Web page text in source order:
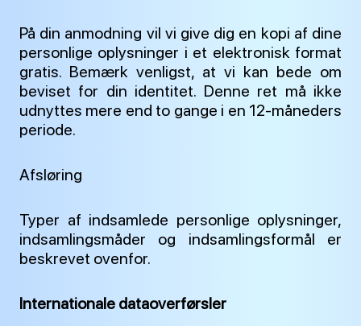
På din anmodning vil vi give dig en kopi af dine
personlige oplysninger i et elektronisk format
gratis. Bemærk venligst, at vi kan bede om
beviset for din identitet. Denne ret må ikke
udnyttes mere end to gange i en 12-måneders
periode.
Afsløring
Typer af indsamlede personlige oplysninger,
indsamlingsmåder og indsamlingsformål er
beskrevet ovenfor.
Internationale dataoverførsler